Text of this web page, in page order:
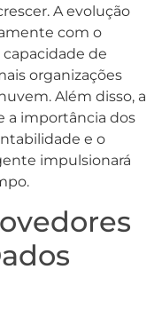
A evolução
com o
de
organizações
Além disso, a
a importância dos
e o
impulsionará